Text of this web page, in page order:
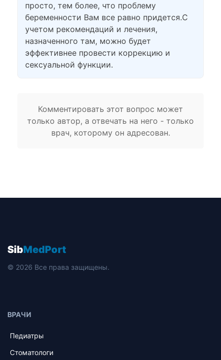
просто, тем более, что проблему
беременности Вам все равно придется.С
учетом рекомендаций и лечения,
назначенного там, можно будет
эффективнее провести коррекцию и
сексуальной функции.
Комментировать этот вопрос может
только автор, а отвечать на него - только
врач, которому он адресован.
SibMedPort
© 2026 Все права защищены.
ВРАЧИ
Педиатры
Стоматологи